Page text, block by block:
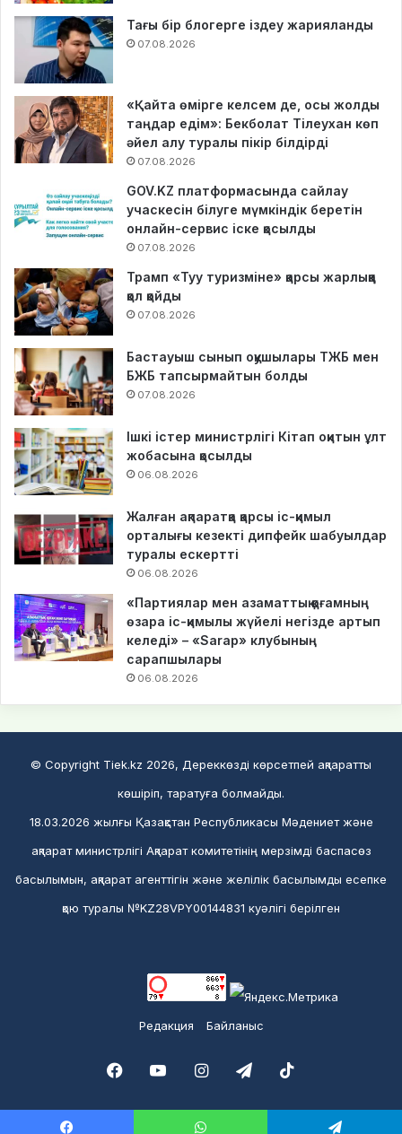
Тағы бір блогерге іздеу жарияланды
07.08.2026
«Қайта өмірге келсем де, осы жолды
таңдар едім»: Бекболат Тілеухан көп
әйел алу туралы пікір білдірді
07.08.2026
GOV.KZ платформасында сайлау
учаскесін білуге мүмкіндік беретін
онлайн-сервис іске қосылды
07.08.2026
Трамп «Туу туризміне» қарсы жарлыққа
қол қойды
07.08.2026
Бастауыш сынып оқушылары ТЖБ мен
БЖБ тапсырмайтын болды
07.08.2026
Ішкі істер министрлігі Кітап оқитын ұлт
жобасына қосылды
06.08.2026
Жалған ақпаратқа қарсы іс-қимыл
орталығы кезекті дипфейк шабуылдар
туралы ескертті
06.08.2026
«Партиялар мен азаматтық қоғамның
өзара іс-қимылы жүйелі негізде артып
келеді» – «Sarap» клубының
сарапшылары
06.08.2026
© Copyright Tiek.kz 2026, Дереккөзді көрсетпей ақпаратты
көшіріп, таратуға болмайды.
18.03.2026 жылғы Қазақстан Республикасы Мәдениет және
ақпарат министрлігі Ақпарат комитетінің мерзімді баспасөз
басылымын, ақпарат агенттігін және желілік басылымды есепке
қою туралы №KZ28VPY00144831 куәлігі берілген
Редакция Байланыс
FacebookYouTubeInstagramTelegram